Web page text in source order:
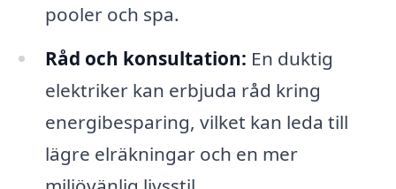
pooler och spa.
Råd och konsultation: En duktig
elektriker kan erbjuda råd kring
energibesparing, vilket kan leda till
lägre elräkningar och en mer